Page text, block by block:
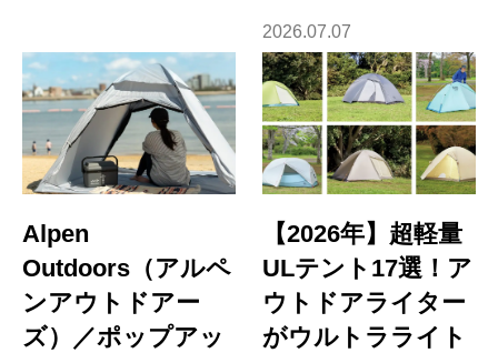
2026.07.07
Alpen
Outdoors（アルペ
ンアウトドアー
ズ）／ポップアッ
【2026年】超軽量
ULテント17選！ア
ウトドアライター
がウルトラライト